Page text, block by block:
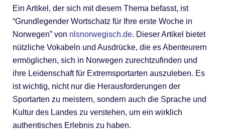
Ein Artikel, der sich mit diesem Thema befasst, ist
“Grundlegender Wortschatz für Ihre erste Woche in
Norwegen” von nlsnorwegisch.de. Dieser Artikel bietet
nützliche Vokabeln und Ausdrücke, die es Abenteurern
ermöglichen, sich in Norwegen zurechtzufinden und
ihre Leidenschaft für Extremsportarten auszuleben. Es
ist wichtig, nicht nur die Herausforderungen der
Sportarten zu meistern, sondern auch die Sprache und
Kultur des Landes zu verstehen, um ein wirklich
authentisches Erlebnis zu haben.